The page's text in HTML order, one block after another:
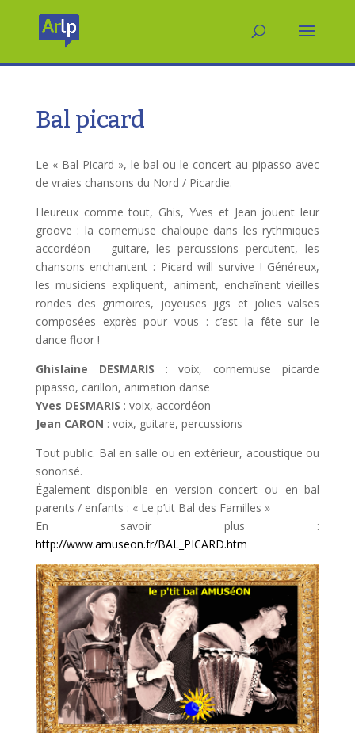
Bal picard
Le « Bal Picard », le bal ou le concert au pipasso avec
de vraies chansons du Nord / Picardie.
Heureux comme tout, Ghis, Yves et Jean jouent leur
groove : la cornemuse chaloupe dans les rythmiques
accordéon – guitare, les percussions percutent, les
chansons enchantent : Picard will survive ! Généreux,
les musiciens expliquent, animent, enchaînent vieilles
rondes des grimoires, joyeuses jigs et jolies valses
composées exprès pour vous : c’est la fête sur le
dance floor !
Ghislaine DESMARIS : voix, cornemuse picarde
pipasso, carillon, animation danse
Yves DESMARIS : voix, accordéon
Jean CARON : voix, guitare, percussions
Tout public. Bal en salle ou en extérieur, acoustique ou
sonorisé.
Également disponible en version concert ou en bal
parents / enfants : « Le p’tit Bal des Familles »
En savoir plus :
http://www.amuseon.fr/BAL_PICARD.htm